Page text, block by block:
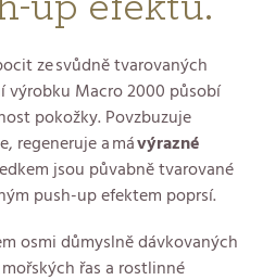
ze svůdně tvarovaných
výrobku Macro 2000 působí
pokožky. Povzbuzuje
regeneruje a mávýrazné
jsou půvabně tvarované
push-up efektem poprsí.
osmi důmyslně dávkovaných
řas a rostlinné